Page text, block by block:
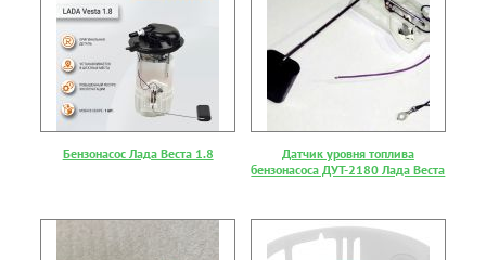
Бензонасос Лада Веста 1.8
Датчик уровня топлива
бензонасоса ДУТ-2180 Лада Веста